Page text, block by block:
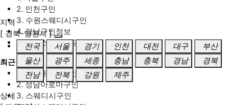
2. 인천구인
3. 수원스웨디시구인
4. 강남구인정보
5. 동탄스웨디시구인
최근검색어
1. 일산마사지구인
2. 성남아로마구인
3. 스웨디시구인
지역
[ 경북-영천시 ]
전국
서울 경기 인천 대전 대구
부산
울산
광주 세종 충남 충북 경남
경북
전남
전북 강원 제주
상세